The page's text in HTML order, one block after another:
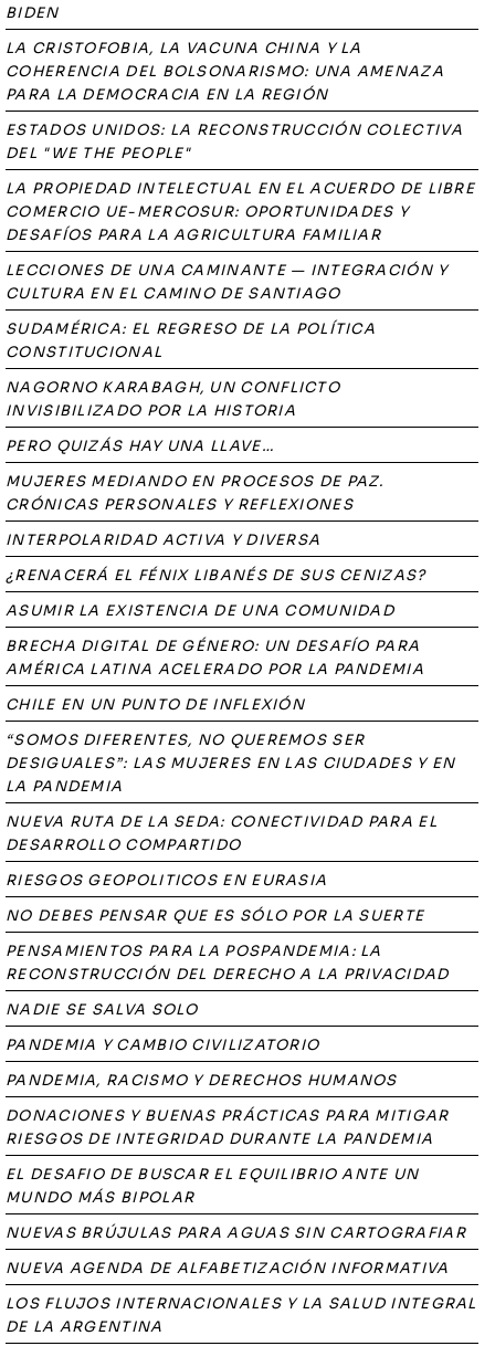
BIDEN
LA CRISTOFOBIA, LA VACUNA CHINA Y LA
COHERENCIA DEL BOLSONARISMO: UNA AMENAZA
PARA LA DEMOCRACIA EN LA REGIÓN
ESTADOS UNIDOS: LA RECONSTRUCCIÓN COLECTIVA
DEL "WE THE PEOPLE"
LA PROPIEDAD INTELECTUAL EN EL ACUERDO DE LIBRE
COMERCIO UE-MERCOSUR: OPORTUNIDADES Y
DESAFÍOS PARA LA AGRICULTURA FAMILIAR
LECCIONES DE UNA CAMINANTE — INTEGRACIÓN Y
CULTURA EN EL CAMINO DE SANTIAGO
SUDAMÉRICA: EL REGRESO DE LA POLÍTICA
CONSTITUCIONAL
NAGORNO KARABAGH, UN CONFLICTO
INVISIBILIZADO POR LA HISTORIA
PERO QUIZÁS HAY UNA LLAVE…
MUJERES MEDIANDO EN PROCESOS DE PAZ.
CRÓNICAS PERSONALES Y REFLEXIONES
INTERPOLARIDAD ACTIVA Y DIVERSA
¿RENACERÁ EL FÉNIX LIBANÉS DE SUS CENIZAS?
ASUMIR LA EXISTENCIA DE UNA COMUNIDAD
BRECHA DIGITAL DE GÉNERO: UN DESAFÍO PARA
AMÉRICA LATINA ACELERADO POR LA PANDEMIA
CHILE EN UN PUNTO DE INFLEXIÓN
“SOMOS DIFERENTES, NO QUEREMOS SER
DESIGUALES”: LAS MUJERES EN LAS CIUDADES Y EN
LA PANDEMIA
NUEVA RUTA DE LA SEDA: CONECTIVIDAD PARA EL
DESARROLLO COMPARTIDO
RIESGOS GEOPOLITICOS EN EURASIA
NO DEBES PENSAR QUE ES SÓLO POR LA SUERTE
PENSAMIENTOS PARA LA POSPANDEMIA: LA
RECONSTRUCCIÓN DEL DERECHO A LA PRIVACIDAD
NADIE SE SALVA SOLO
PANDEMIA Y CAMBIO CIVILIZATORIO
PANDEMIA, RACISMO Y DERECHOS HUMANOS
DONACIONES Y BUENAS PRÁCTICAS PARA MITIGAR
RIESGOS DE INTEGRIDAD DURANTE LA PANDEMIA
EL DESAFIO DE BUSCAR EL EQUILIBRIO ANTE UN
MUNDO MÁS BIPOLAR
NUEVAS BRÚJULAS PARA AGUAS SIN CARTOGRAFIAR
NUEVA AGENDA DE ALFABETIZACIÓN INFORMATIVA
LOS FLUJOS INTERNACIONALES Y LA SALUD INTEGRAL
DE LA ARGENTINA